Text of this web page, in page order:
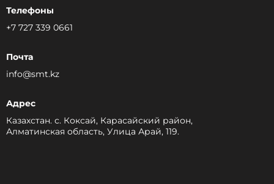
Телефоны
+7 727 339 0661
Почта
info@smt.kz
Адрес
Казахстан. с. Коксай, Карасайский район,
Алматинская область, Улица Арай, 119.